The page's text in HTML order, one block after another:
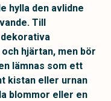
hylla den avlidne
Till
dekorativa
hjärtan, men bör
lämnas som ett
kistan eller urnan
blommor eller en